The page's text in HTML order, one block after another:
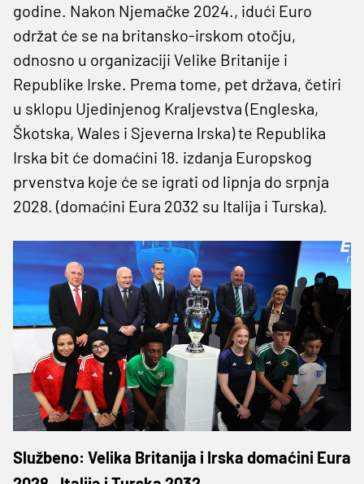
godine. Nakon Njemačke 2024., idući Euro
održat će se na britansko-irskom otočju,
odnosno u organizaciji Velike Britanije i
Republike Irske. Prema tome, pet država, četiri
u sklopu Ujedinjenog Kraljevstva (Engleska,
Škotska, Wales i Sjeverna Irska) te Republika
Irska bit će domaćini 18. izdanja Europskog
prvenstva koje će se igrati od lipnja do srpnja
2028. (domaćini Eura 2032 su Italija i Turska).
Službeno: Velika Britanija i Irska domaćini Eura